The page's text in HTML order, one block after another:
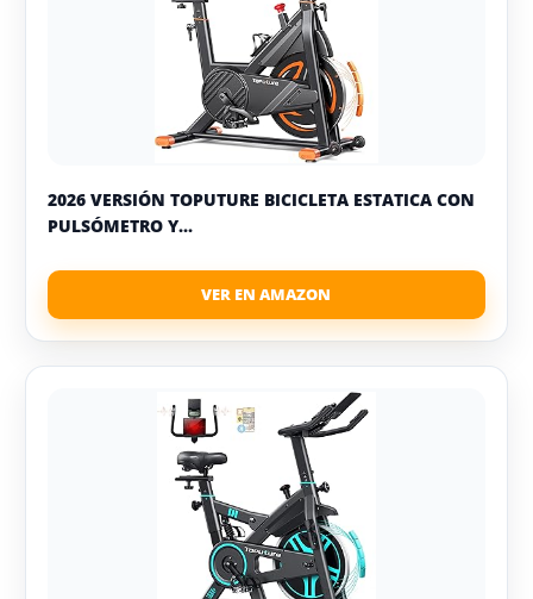
2026 VERSIÓN TOPUTURE BICICLETA ESTATICA CON
PULSÓMETRO Y...